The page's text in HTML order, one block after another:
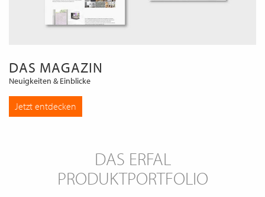
DAS MAGAZIN
Neuigkeiten & Einblicke
Jetzt entdecken
DAS ERFAL
PRODUKTPORTFOLIO